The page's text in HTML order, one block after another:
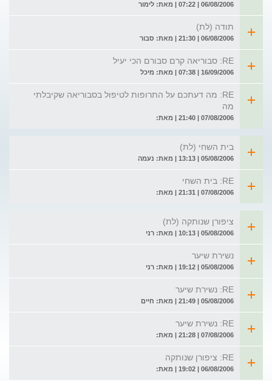
06/08/2006 | 07:22 | מאת: לימור
תודה (לת)
06/08/2006 | 21:30 | מאת: סבור
RE: סבוריאה קרם סבורם הכי יעיל
16/09/2006 | 07:38 | מאת: מיכל
RE: מה דעתכם על התרופות לטיפול בסבוריאה שקיבלתי
מה
07/08/2006 | 21:40 | מאת:
בית השחי (לת)
05/08/2006 | 13:13 | מאת: נעמה
RE: בית השחי
07/08/2006 | 21:31 | מאת:
ציפורן שנותקה (לת)
05/08/2006 | 10:13 | מאת: רני
נשירת שיער
05/08/2006 | 19:12 | מאת: רני
RE: נשירת שיער
05/08/2006 | 21:49 | מאת: חיים
RE: נשירת שיער
07/08/2006 | 21:28 | מאת:
RE: ציפורן שנותקה
06/08/2006 | 19:02 | מאת: